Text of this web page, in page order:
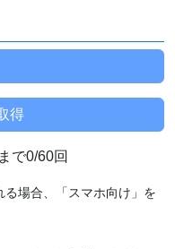
で0/60回
場合、「スマホ向け」を